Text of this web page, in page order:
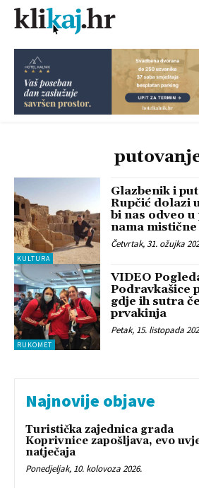
KULTURA
Glazbenik i
Rupčić dolazi
bi nas odveo
nama
Četvrtak, 31. ožujka
RUKOMET
VIDEO
Podravkašice
gdje ih sutra
prvakinja
Petak, 15. listopada
Najnovije objave
Turistička zajednica grada
Koprivnice zapošljava, evo
natječaja
Ponedjeljak, 10. kolovoza 2026.